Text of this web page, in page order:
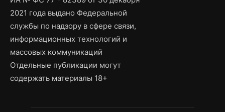
2021 года выдано Федеральной
службы по надзору в сфере связи,
информационных технологий и
массовых коммуникаций
Отдельные публикации могут
содержать материалы 18+